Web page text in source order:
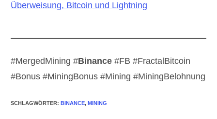
Überweisung, Bitcoin und Lightning
#MergedMining #Binance #FB #FractalBitcoin
#Bonus #MiningBonus #Mining #MiningBelohnung
SCHLAGWÖRTER: BINANCE, MINING